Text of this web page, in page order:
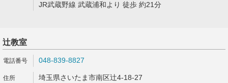
JR武蔵野線 武蔵浦和より 徒歩 約21分
辻教室
048-839-8827
埼玉県さいたま市南区辻4-18-27